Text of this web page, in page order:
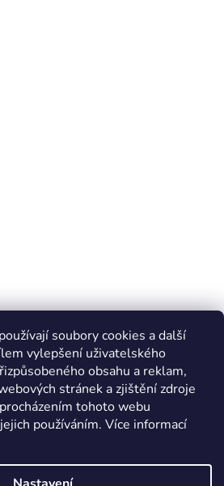
soubory cookies a další
vylepšení uživatelského
obsahu a reklam,
stránek a zjištění zdroje
tohoto webu
používáním. Více informací